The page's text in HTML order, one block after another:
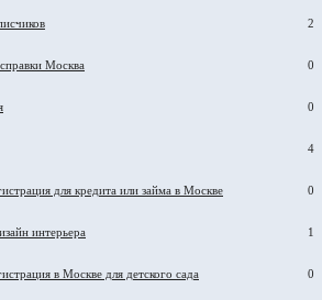
2
Москва 0
0
4
для кредита или займа в Москве 0
интерьера 1
в Москве для детского сада 0